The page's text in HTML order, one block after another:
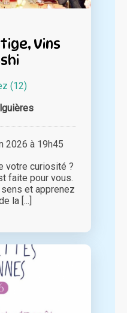
Vins
(12)
2026 à 19h45
votre curiosité ?
faite pour vous.
et apprenez
la [...]